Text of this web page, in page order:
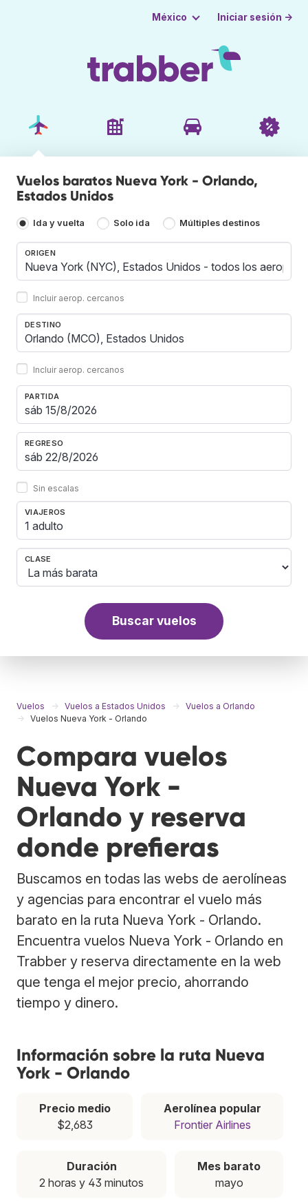
México Iniciar sesión →
Vuelos baratos Nueva York - Orlando,
Estados Unidos
Ida y vuelta Solo ida Múltiples destinos
ORIGEN
Incluir aerop. cercanos
DESTINO
Incluir aerop. cercanos
PARTIDA
REGRESO
Sin escalas
VIAJEROS
1 adulto
CLASE
Buscar vuelos
Vuelos Vuelos a Estados Unidos
Vuelos a Orlando
Vuelos Nueva York - Orlando
Compara vuelos
Nueva York -
Orlando y reserva
donde prefieras
Buscamos en todas las webs de aerolíneas
y agencias para encontrar el vuelo más
barato en la ruta Nueva York - Orlando.
Encuentra vuelos Nueva York - Orlando en
Trabber y reserva directamente en la web
que tenga el mejor precio, ahorrando
tiempo y dinero.
Información sobre la ruta Nueva
York - Orlando
Precio medio
$2,683
Aerolínea popular
Frontier Airlines
Duración
2 horas y 43 minutos
Mes barato
mayo